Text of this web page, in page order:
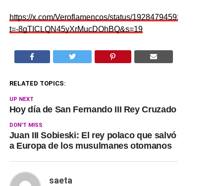
https://x.com/Veroflamencos/status/1928479459260391863?
t=-8gTICLQN45yXrMucDOhBQ&s=19
RELATED TOPICS:
UP NEXT
Hoy día de San Fernando III Rey Cruzado
DON'T MISS
Juan III Sobieski: El rey polaco que salvó
a Europa de los musulmanes otomanos
saeta